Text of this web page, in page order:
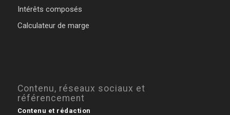
Intérêts composés
Calculateur de marge
Contenu, réseaux sociaux et
référencement
Contenu et rédaction